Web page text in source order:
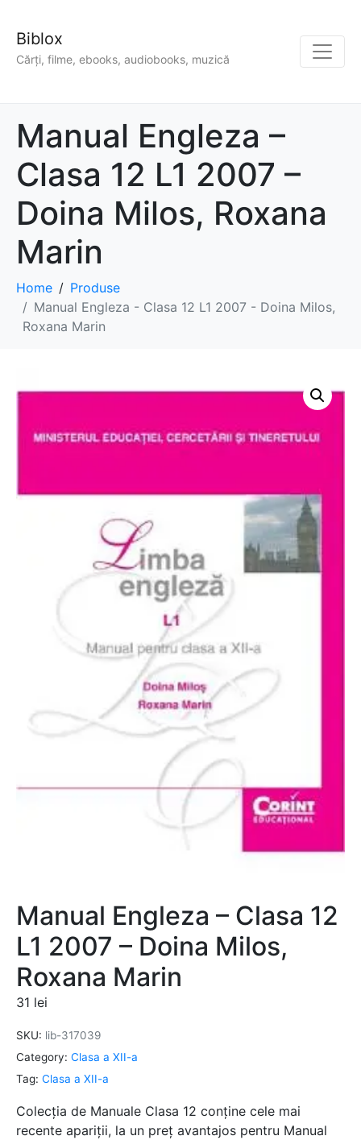
Biblox
Cărți, filme, ebooks, audiobooks, muzică
Manual Engleza –
Clasa 12 L1 2007 –
Doina Milos, Roxana
Marin
Home
Produse
Manual Engleza - Clasa 12 L1 2007 - Doina Milos,
Roxana Marin
Manual Engleza – Clasa 12
L1 2007 – Doina Milos,
Roxana Marin
31 lei
SKU: lib-317039
Category: Clasa a XII-a
Tag: Clasa a XII-a
Colecția de Manuale Clasa 12 conține cele mai
recente apariții, la un preț avantajos pentru Manual